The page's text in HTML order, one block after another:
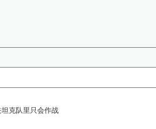
克队里只会作战